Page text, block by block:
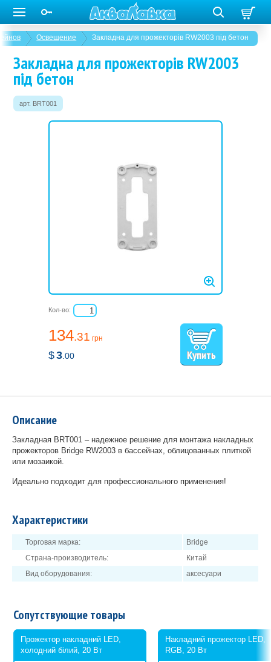
Освещение Закладна для прожекторів RW2003 під бетон
Закладна для прожекторів RW2003
під бетон
арт. BRT001
134.31 грн
$3 .00
Кол-во:
Описание
Закладная BRT001 – надежное решение для монтажа накладных
прожекторов Bridge RW2003 в бассейнах, облицованных плиткой
или мозаикой.
Идеально подходит для профессионального применения!
Характеристики
Торговая марка:
Bridge
Страна-производитель:
Китай
Вид оборудования:
аксесуари
Сопутствующие товары
Прожектор накладний LED,
холодний білий, 20 Вт
Накладний прожектор LED,
RGB, 20 Вт